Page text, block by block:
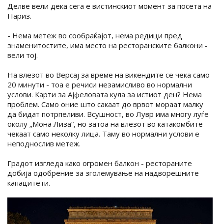
Делве вели дека сега е вистинскиот момент за посета на
Париз.
- Нема метеж во сообраќајот, нема редици пред
знаменитостите, има место на ресторанските балкони -
вели тој.
На влезот во Версај за време на викендите се чека само
20 минути - тоа е речиси незамисливо во нормални
услови. Карти за Ајфеловата кула за истиот ден? Нема
проблем. Само оние што сакаат до врвот мораат малку
да бидат потрпеливи. Всушност, во Лувр има многу луѓе
околу „Мона Лиза“, но затоа на влезот во катакомбите
чекаат само неколку лица. Таму во нормални услови е
неподнослив метеж.
Градот изгледа како огромен балкон - рестораните
добија одобрение за зголемување на надворешните
капацитети.